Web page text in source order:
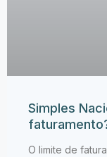
Simples
O limite de